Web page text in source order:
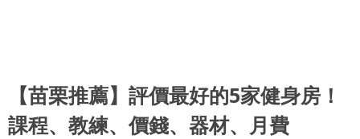
【苗栗推薦】評價最好的5家健身房！
課程、教練、價錢、器材、月費